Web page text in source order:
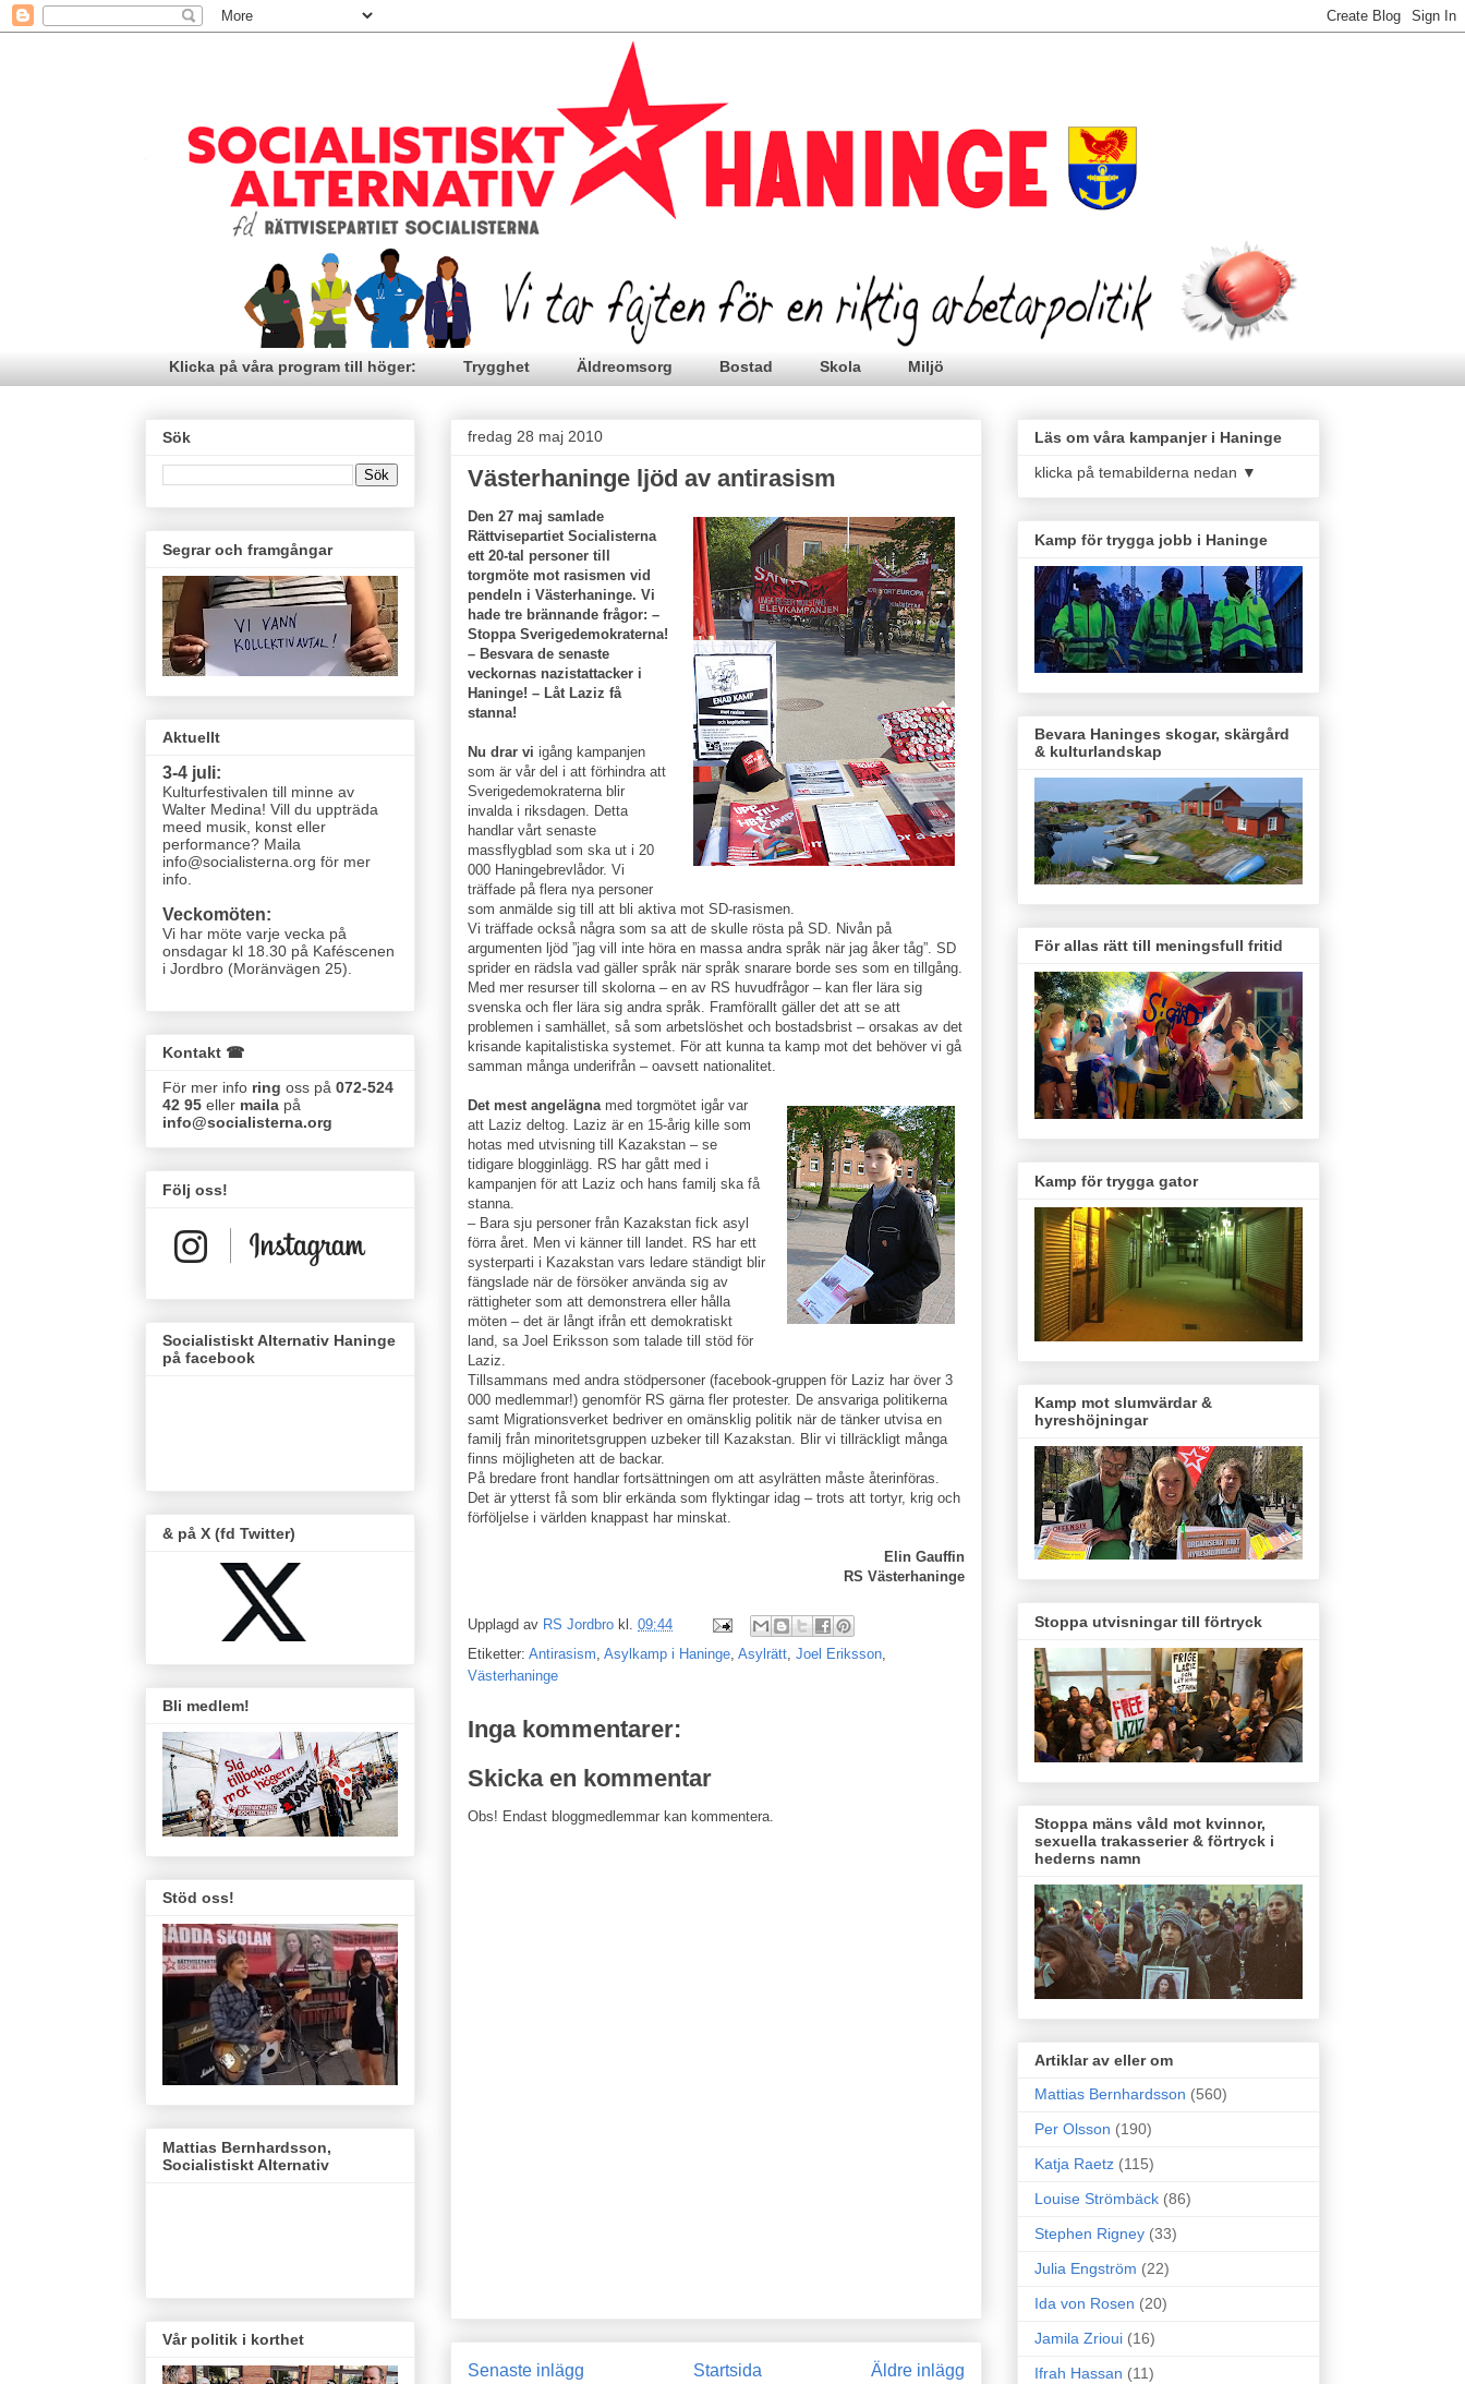
Klicka på våra program till höger: Trygghet Äldreomsorg Bostad Skola Miljö
fredag 28 maj 2010
Västerhaninge ljöd av antirasism
Den 27 maj samlade
Rättvisepartiet Socialisterna
ett 20-tal personer till
torgmöte mot rasismen vid
pendeln i Västerhaninge. Vi
hade tre brännande frågor: –
Stoppa Sverigedemokraterna!
– Besvara de senaste
veckornas nazistattacker i
Haninge! – Låt Laziz få
stanna!
Nu drar vi igång kampanjen
som är vår del i att förhindra att
Sverigedemokraterna blir
invalda i riksdagen. Detta
handlar vårt senaste
massflygblad som ska ut i 20
000 Haningebrevlådor. Vi
träffade på flera nya personer
som anmälde sig till att bli aktiva mot SD-rasismen.
Vi träffade också några som sa att de skulle rösta på SD. Nivån på
argumenten ljöd ”jag vill inte höra en massa andra språk när jag åker tåg”. SD
sprider en rädsla vad gäller språk när språk snarare borde ses som en tillgång.
Med mer resurser till skolorna – en av RS huvudfrågor – kan fler lära sig
svenska och fler lära sig andra språk. Framförallt gäller det att se att
problemen i samhället, så som arbetslöshet och bostadsbrist – orsakas av det
krisande kapitalistiska systemet. För att kunna ta kamp mot det behöver vi gå
samman många underifrån – oavsett nationalitet.
Det mest angelägna med torgmötet igår var
att Laziz deltog. Laziz är en 15-årig kille som
hotas med utvisning till Kazakstan – se
tidigare blogginlägg. RS har gått med i
kampanjen för att Laziz och hans familj ska få
stanna.
– Bara sju personer från Kazakstan fick asyl
förra året. Men vi känner till landet. RS har ett
systerparti i Kazakstan vars ledare ständigt blir
fängslade när de försöker använda sig av
rättigheter som att demonstrera eller hålla
möten – det är långt ifrån ett demokratiskt
land, sa Joel Eriksson som talade till stöd för
Laziz.
Tillsammans med andra stödpersoner (facebook-gruppen för Laziz har över 3
000 medlemmar!) genomför RS gärna fler protester. De ansvariga politikerna
samt Migrationsverket bedriver en omänsklig politik när de tänker utvisa en
familj från minoritetsgruppen uzbeker till Kazakstan. Blir vi tillräckligt många
finns möjligheten att de backar.
På bredare front handlar fortsättningen om att asylrätten måste återinföras.
Det är ytterst få som blir erkända som flyktingar idag – trots att tortyr, krig och
förföljelse i världen knappast har minskat.
Elin Gauffin
RS Västerhaninge
Upplagd av RS Jordbro kl. 09:44
Etiketter: Antirasism Asylkamp i Haninge Asylrätt Joel Eriksson
Västerhaninge
Inga kommentarer:
Skicka en kommentar
Obs! Endast bloggmedlemmar kan kommentera.
Senaste inlägg Äldre inlägg
Startsida
Sök
Segrar och framgångar
Aktuellt
3-4 juli:
Kulturfestivalen till minne av
Walter Medina! Vill du uppträda
meed musik, konst eller
performance? Maila
info@socialisterna.org för mer
info.
Veckomöten:
Vi har möte varje vecka på
onsdagar kl 18.30 på Kaféscenen
i Jordbro (Moränvägen 25)
Kontakt ☎
För mer info ring oss på 072-524
42 95 eller maila på
info@socialisterna.org
Följ oss!
Socialistiskt Alternativ Haninge
på facebook
& på X (fd Twitter)
Bli medlem!
Stöd oss!
Mattias Bernhardsson,
Socialistiskt Alternativ
Vår politik i korthet
Läs om våra kampanjer i Haninge
klicka på temabilderna nedan ▼
Kamp för trygga jobb i Haninge
Bevara Haninges skogar, skärgård
& kulturlandskap
För allas rätt till meningsfull fritid
Kamp för trygga gator
Kamp mot slumvärdar &
hyreshöjningar
Stoppa utvisningar till förtryck
Stoppa mäns våld mot kvinnor,
sexuella trakasserier & förtryck i
hederns namn
Artiklar av eller om
Mattias Bernhardsson (560)
Per Olsson (190)
Katja Raetz (115)
Louise Strömbäck (86)
Stephen Rigney (33)
Julia Engström (22)
Ida von Rosen (20)
Jamila Zrioui (16)
Ifrah Hassan (11)